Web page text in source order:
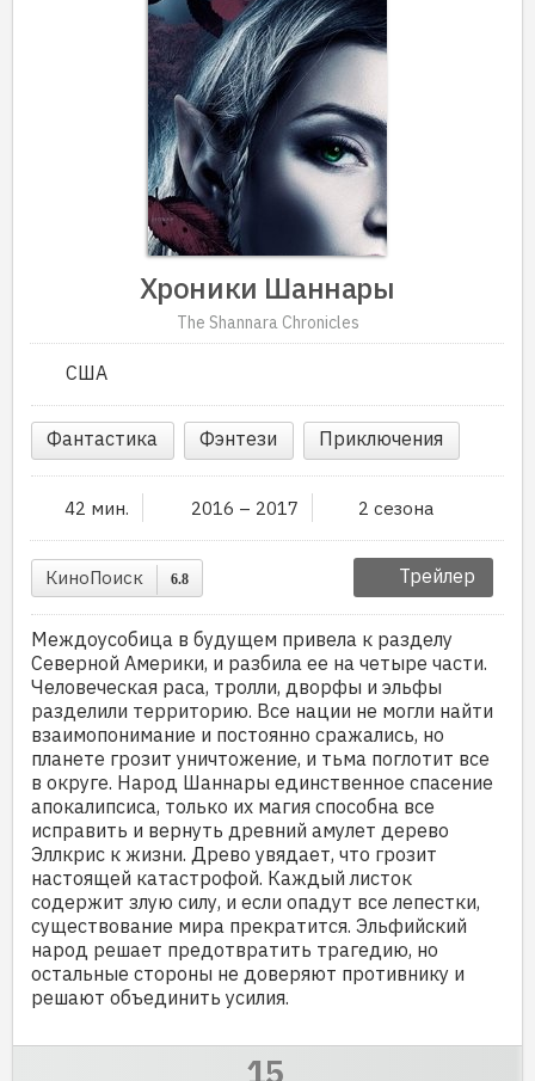
Хроники Шаннары
The Shannara Chronicles
США
Фантастика Фэнтези Приключения
42 мин. 2016 – 2017 2 сезона
КиноПоиск 6.8 Трейлер
Междоусобица в будущем привела к разделу
Северной Америки, и разбила ее на четыре части.
Человеческая раса, тролли, дворфы и эльфы
разделили территорию. Все нации не могли найти
взаимопонимание и постоянно сражались, но
планете грозит уничтожение, и тьма поглотит все
в округе. Народ Шаннары единственное спасение
апокалипсиса, только их магия способна все
исправить и вернуть древний амулет дерево
Эллкрис к жизни. Древо увядает, что грозит
настоящей катастрофой. Каждый листок
содержит злую силу, и если опадут все лепестки,
существование мира прекратится. Эльфийский
народ решает предотвратить трагедию, но
остальные стороны не доверяют противнику и
решают объединить усилия.